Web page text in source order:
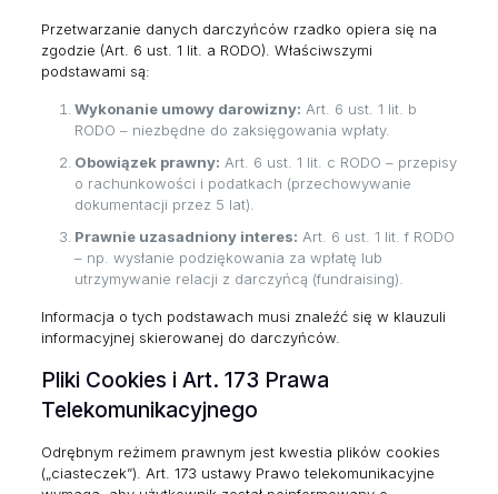
Przetwarzanie danych darczyńców rzadko opiera się na
zgodzie (Art. 6 ust. 1 lit. a RODO). Właściwszymi
podstawami są:
Wykonanie umowy darowizny: Art. 6 ust. 1 lit. b
RODO – niezbędne do zaksięgowania wpłaty.
Obowiązek prawny: Art. 6 ust. 1 lit. c RODO – przepisy
o rachunkowości i podatkach (przechowywanie
dokumentacji przez 5 lat).
Prawnie uzasadniony interes: Art. 6 ust. 1 lit. f RODO
– np. wysłanie podziękowania za wpłatę lub
utrzymywanie relacji z darczyńcą (fundraising).
Informacja o tych podstawach musi znaleźć się w klauzuli
informacyjnej skierowanej do darczyńców.
Pliki Cookies i Art. 173 Prawa
Telekomunikacyjnego
Odrębnym reżimem prawnym jest kwestia plików cookies
(„ciasteczek”). Art. 173 ustawy Prawo telekomunikacyjne